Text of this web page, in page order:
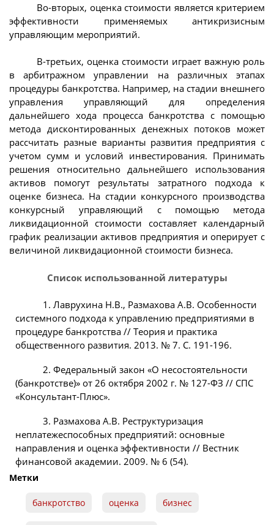
Во-вторых, оценка стоимости является критерием
эффективности применяемых антикризисным
управляющим мероприятий.
В-третьих, оценка стоимости играет важную роль
в арбитражном управлении на различных этапах
процедуры банкротства. Например, на стадии внешнего
управления управляющий для определения
дальнейшего хода процесса банкротства с помощью
метода дисконтированных денежных потоков может
рассчитать разные варианты развития предприятия с
учетом сумм и условий инвестирования. Принимать
решения относительно дальнейшего использования
активов помогут результаты затратного подхода к
оценке бизнеса. На стадии конкурсного производства
конкурсный управляющий с помощью метода
ликвидационной стоимости составляет календарный
график реализации активов предприятия и оперирует с
величиной ликвидационной стоимости бизнеса.
Список использованной литературы
1. Лаврухина Н.В., Размахова А.В. Особенности
системного подхода к управлению предприятиями в
процедуре банкротства // Теория и практика
общественного развития. 2013. № 7. С. 191-196.
2. Федеральный закон «О несостоятельности
(банкротстве)» от 26 октября 2002 г. № 127-ФЗ // СПС
«Консультант-Плюс».
3. Размахова А.В. Реструктуризация
неплатежеспособных предприятий: основные
направления и оценка эффективности // Вестник
финансовой академии. 2009. № 6 (54).
Метки
банкротство оценка бизнес